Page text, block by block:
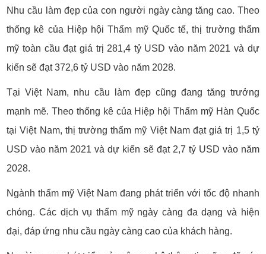
Nhu cầu làm đẹp của con người ngày càng tăng cao. Theo
thống kê của Hiệp hội Thẩm mỹ Quốc tế, thị trường thẩm
mỹ toàn cầu đạt giá trị 281,4 tỷ USD vào năm 2021 và dự
kiến sẽ đạt 372,6 tỷ USD vào năm 2028.
Tại Việt Nam, nhu cầu làm đẹp cũng đang tăng trưởng
mạnh mẽ. Theo thống kê của Hiệp hội Thẩm mỹ Hàn Quốc
tại Việt Nam, thị trường thẩm mỹ Việt Nam đạt giá trị 1,5 tỷ
USD vào năm 2021 và dự kiến sẽ đạt 2,7 tỷ USD vào năm
2028.
Ngành thẩm mỹ Việt Nam đang phát triển với tốc độ nhanh
chóng. Các dịch vụ thẩm mỹ ngày càng đa dạng và hiện
đại, đáp ứng nhu cầu ngày càng cao của khách hàng.